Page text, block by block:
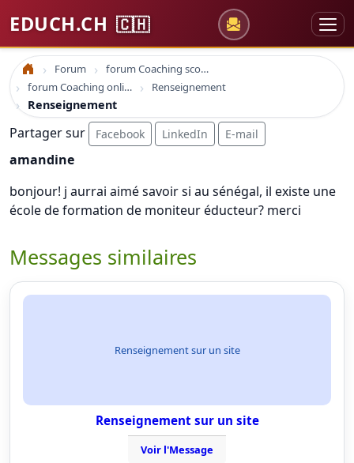
EDUCH.CH 🇨🇭
Accueil Forum
forum Coaching scolaire
forum Coaching online formation professionelle emploi education
Renseignement
Renseignement
Partager sur Facebook LinkedIn E-mail
amandine
bonjour! j aurrai aimé savoir si au sénégal, il existe une
école de formation de moniteur éducteur? merci
Messages similaires
Renseignement sur un site
Renseignement sur un site
Voir l'Message